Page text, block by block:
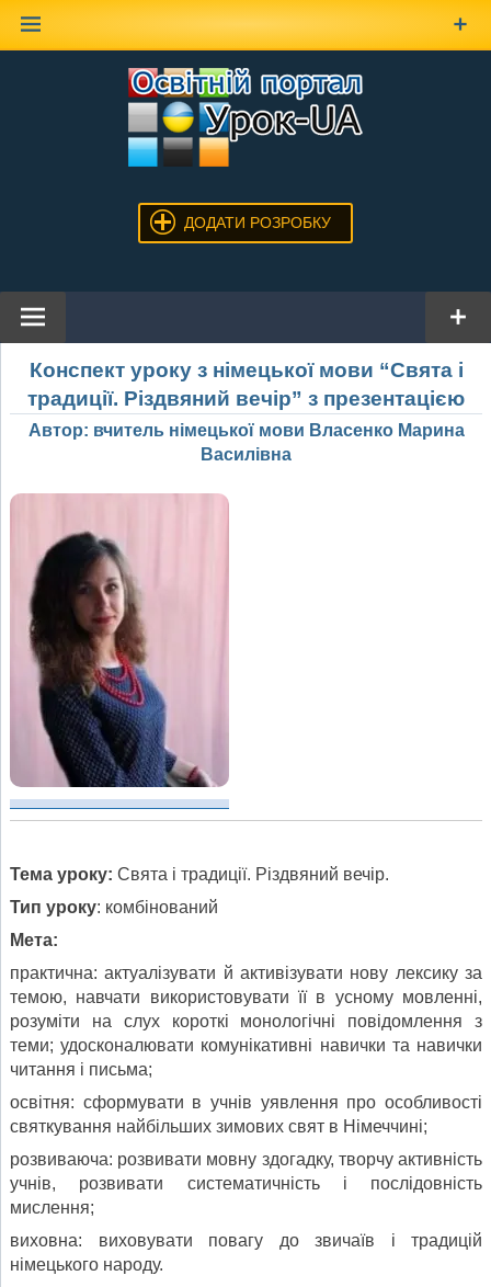
ДОДАТИ РОЗРОБКУ
Конспект уроку з німецької мови “Свята і
традиції. Різдвяний вечір” з презентацією
Автор: вчитель німецької мови Власенко Марина
Василівна
Тема уроку: Свята і традиції. Різдвяний вечір.
Тип уроку: комбінований
Мета:
практична: актуалізувати й активізувати нову лексику за
темою, навчати використовувати її в усному мовленні,
розуміти на слух короткі монологічні повідомлення з
теми; удосконалювати комунікативні навички та навички
читання і письма;
освітня: сформувати в учнів уявлення про особливості
святкування найбільших зимових свят в Німеччині;
розвиваюча: розвивати мовну здогадку, творчу активність
учнів, розвивати систематичність і послідовність
мислення;
виховна: виховувати повагу до звичаїв і традицій
німецького народу.